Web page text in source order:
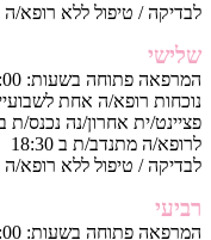
לבדיקה / טיפול ללא רופא/ה ב
שלישי
המרפאה פתוחה בשעות: 16:00 – 20:00
נוכחות רופא/ה אחת לשבועיים
פציינט/ית אחרון/נה נכנס/
לרופא/ה מתנדב/ת ב 18:30
לבדיקה / טיפול ללא רופא/ה ב
רביעי
המרפאה פתוחה בשעות: 12:00 – 17:00